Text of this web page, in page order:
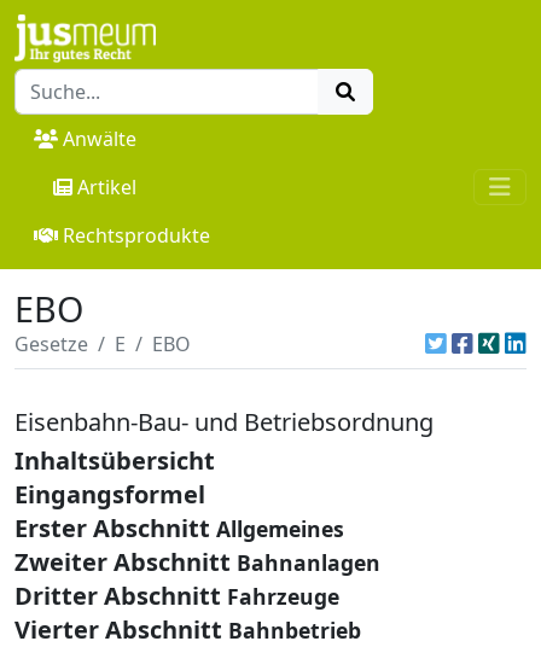
Anwälte
Artikel
Rechtsprodukte
EBO
Gesetze E EBO
Eisenbahn-Bau- und Betriebsordnung
Inhaltsübersicht
Eingangsformel
Erster Abschnitt Allgemeines
Zweiter Abschnitt Bahnanlagen
Dritter Abschnitt Fahrzeuge
Vierter Abschnitt Bahnbetrieb